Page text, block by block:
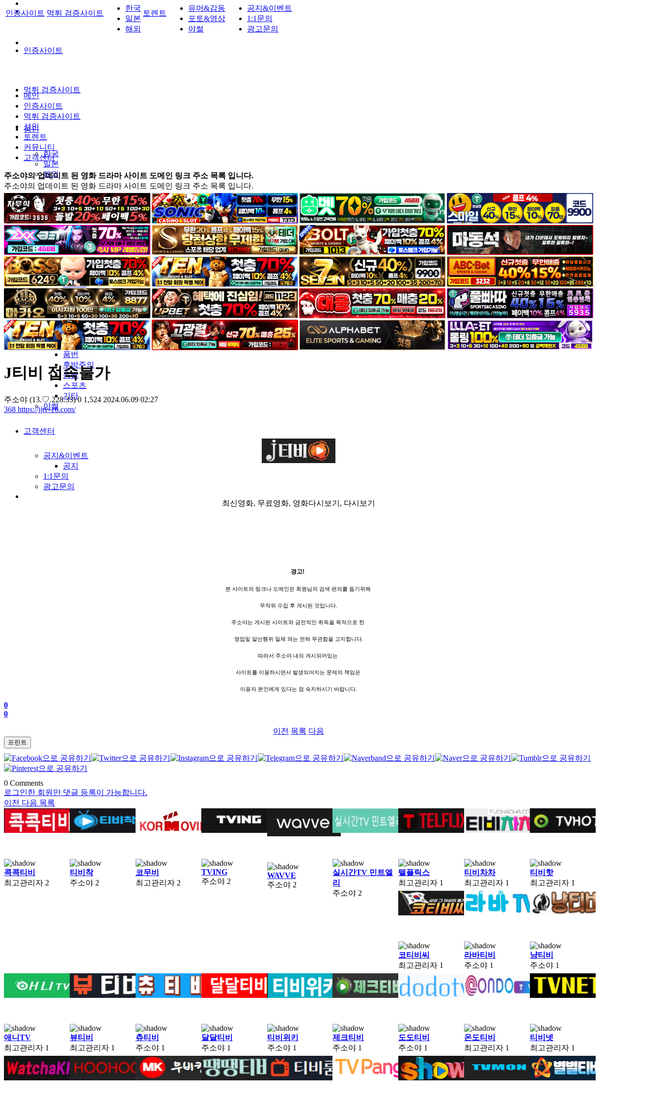
인증사이트
먹튀 검증사이트
성인
한국
일본
해외
토렌트
커뮤니티
유머&감동
포토&영상
일반인
연예인
서양
모델
그라비아
코스프레
BJ
품번
후방주의
움짤
스포츠
기타
야썰
고객센터
공지&이벤트
공지
1:1문의
광고문의
인증사이트 먹튀 검증사이트
한국
일본
해외
토렌트
유머&감동
포토&영상
야썰
공지&이벤트
1:1문의
광고문의
메인
인증사이트
먹튀 검증사이트
성인
토렌트
커뮤니티
고객센터
주소야의 업데이트 된 영화 드라마 사이트 도메인 링크 주소 목록 입니다.
주소야의 업데이트 된 영화 드라마 사이트 도메인 링크 주소 목록 입니다.
J티비 접속불가
주소야 (13.♡.228.33) 0 1,524 2024.06.09 02:27
368 https://jjtv-16.com/
최신영화, 무료영화, 영화다시보기, 다시보기
경고!
본 사이트의 링크나 도메인은 회원님의 검색 편의를 돕기위해
무작위 수집 후 게시된 것입니다.
주소야는 게시된 사이트와 금전적인 취득을 목적으로 한
영업및 알선행위 일체 와는 전혀 무관함을 고지합니다.
따라서 주소야 내의 게시되어있는
사이트를 이용하시면서 발생되어지는 문제의 책임은
이용자 본인에게 있다는 점 숙지하시기 바랍니다.
0
0
이전 목록 다음
프린트
0 Comments
로그인한 회원만 댓글 등록이 가능합니다.
이전 다음 목록
콕콕티비
최고관리자 2
티비착
주소야 2
코무비
최고관리자 2
TVING
주소야 2
WAVVE
주소야 2
실시간TV 민트엘
리
주소야 2
텔플릭스
최고관리자 1
티비차차
최고관리자 1
티비핫
최고관리자 1
코티비씨
최고관리자 1
라바티비
주소야 1
냥티비
주소야 1
애니TV
최고관리자 1
뷰티비
최고관리자 1
츄티비
주소야 1
달달티비
주소야 1
티비위키
주소야 1
제크티비
주소야 1
도도티비
주소야 1
온도티비
최고관리자 1
티비넷
최고관리자 1